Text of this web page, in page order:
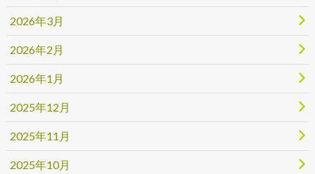
2026年3月
2026年2月
2026年1月
2025年12月
2025年11月
2025年10月